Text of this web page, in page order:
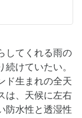
してくれる雨の
けていたい。
ド生まれの全天
は、天候に左右
防水性と透湿性